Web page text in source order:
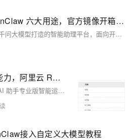
有手就行！阿里云 OpenClaw 六大用途，官方镜像开箱即用教程
阿里云OpenClaw是基于通义千问大模型打造的智能助理平台，面向开发者、创作者等提供六大核心场景支持：超级助理、内容创作、股票分析、一人团队、开发助手和海外运营。零代码3分钟即可部署，安全可靠、成本优化，助力高效成长与业务增长。（239字）
智能运维+多模型服务能力，阿里云 RDS AI 助手旗舰版正式上线！
RDS AI 助手旗舰版在 RDS AI 助手专业版智能运维能力的基础上，提供灵活模型选择、智能模型路由、多模型灾备、API Key 集成等更自主可控、灵活便捷的模型服务，并支持纳管运维各类环境部署的数据库。
接入自定义大模型教程